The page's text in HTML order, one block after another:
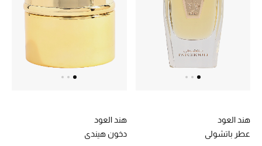
هند العود
عطر باتشولي
هند العود
دخون هيندي